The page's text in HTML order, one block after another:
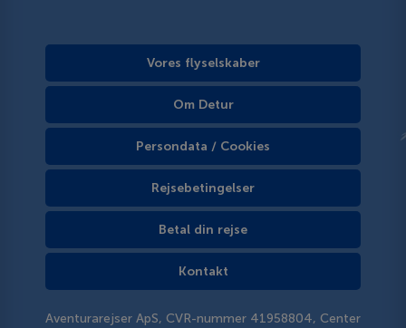
Vores flyselskaber
Om Detur
Persondata / Cookies
Rejsebetingelser
Betal din rejse
Kontakt
Aventurarejser ApS, CVR-nummer 41958804, Center